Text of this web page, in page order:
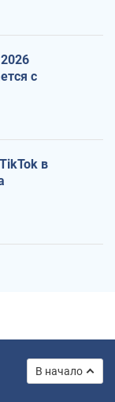
с
в
В начало